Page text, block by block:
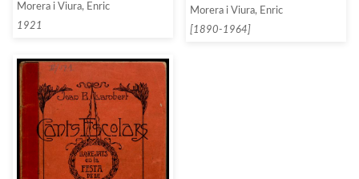
Morera i Viura, Enric
1921
Morera i Viura, Enric
[1890-1964]